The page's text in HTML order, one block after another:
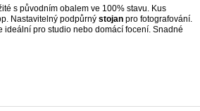
s původním obalem ve 100% stavu. Kus
Nastavitelný podpůrný stojan pro fotografování.
ideální pro studio nebo domácí focení. Snadné